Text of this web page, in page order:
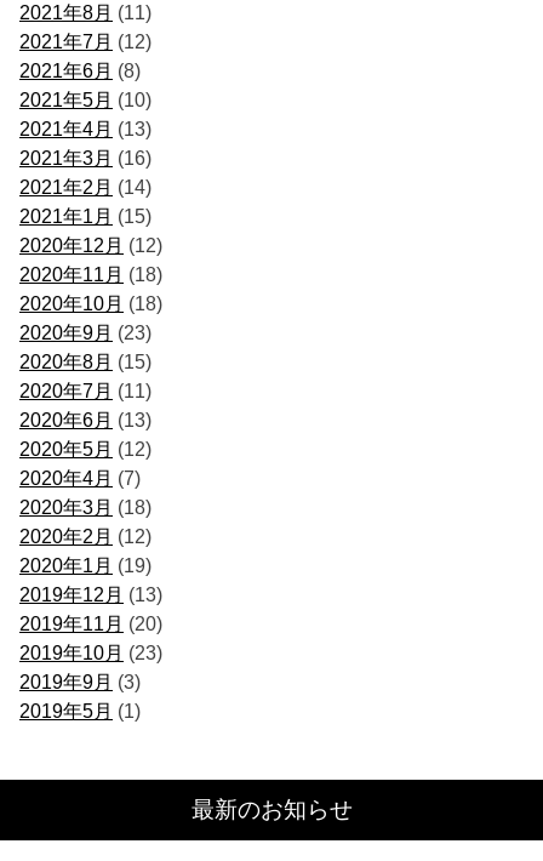
2021年8月 (11)
2021年7月 (12)
2021年6月 (8)
2021年5月 (10)
2021年4月 (13)
2021年3月 (16)
2021年2月 (14)
2021年1月 (15)
2020年12月 (12)
2020年11月 (18)
2020年10月 (18)
2020年9月 (23)
2020年8月 (15)
2020年7月 (11)
2020年6月 (13)
2020年5月 (12)
2020年4月 (7)
2020年3月 (18)
2020年2月 (12)
2020年1月 (19)
2019年12月 (13)
2019年11月 (20)
2019年10月 (23)
2019年9月 (3)
2019年5月 (1)
最新のお知らせ